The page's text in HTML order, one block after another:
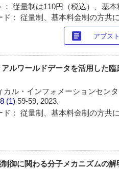
従量制は110円（税込）、基本
： 従量制、基本料金制の方共
article アブス
ルワールドデータを活用した臨
カル・インフォメーションセン
(1)59-59, 2023.
： 従量制、基本料金制の方共
御に関わる分子メカニズムの解